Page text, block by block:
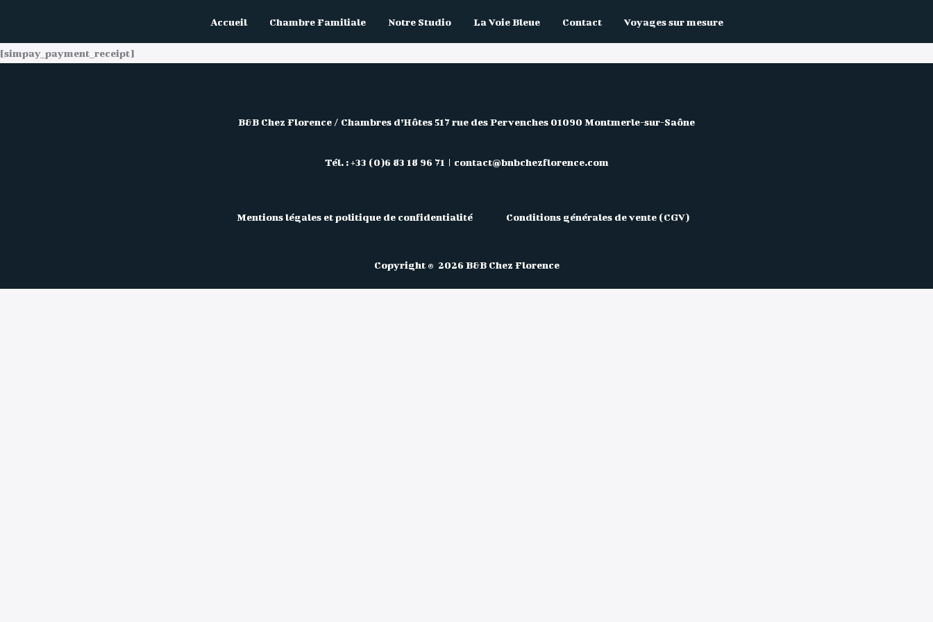
contenu
Accueil Chambre Familiale Notre Studio La Voie Bleue Contact Voyages sur mesure
[simpay_payment_receipt]
B&B Chez Florence / Chambres d’Hôtes 517 rue des Pervenches 01090 Montmerle-sur-Saône
Tél. : +33 (0)6 83 18 96 71 | contact@bnbchezflorence.com
Mentions légales et politique de confidentialité Conditions générales de vente (CGV)
Copyright © 2026 B&B Chez Florence